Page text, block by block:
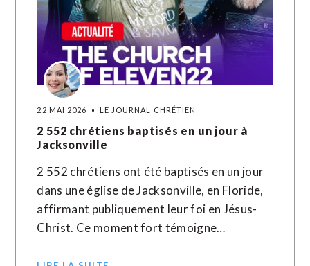
22 MAI 2026 LE JOURNAL CHRÉTIEN
2 552 chrétiens baptisés en un jour à
Jacksonville
2 552 chrétiens ont été baptisés en un jour
dans une église de Jacksonville, en Floride,
affirmant publiquement leur foi en Jésus-
Christ. Ce moment fort témoigne…